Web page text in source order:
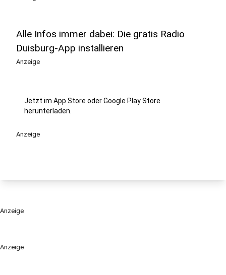
Anzeige
Alle Infos immer dabei: Die gratis Radio
Duisburg-App installieren
Anzeige
Jetzt im App Store oder Google Play Store
herunterladen.
Anzeige
Anzeige